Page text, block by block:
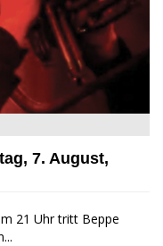
Jazz Festival
7. August,
21 Uhr tritt Beppe